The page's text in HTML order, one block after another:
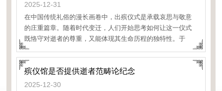
2025-12-31
在中国传统礼俗的漫长画卷中，出殡仪式是承载哀思与敬意
的庄重篇章。随着时代变迁，人们开始思考如何让这一仪式
既恪守对逝者的尊重，又能体现其生命历程的独特性。于
是，“出殡队伍可否邀请传统民俗表演者参与”这一议题，便悄
然浮现在现代丧葬文化的讨论之中。这不仅是
殡仪馆是否提供逝者范畴论纪念
2025-12-30